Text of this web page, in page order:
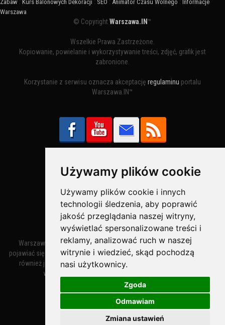
Używamy plików cookie
Używamy plików cookie i innych
technologii śledzenia, aby poprawić
jakość przeglądania naszej witryny,
wyświetlać spersonalizowane treści i
reklamy, analizować ruch w naszej
witrynie i wiedzieć, skąd pochodzą
nasi użytkownicy.
Zgoda
Odmawiam
Zmiana ustawień
Zabaw : Kurs Balonowych Dekoracji : SEO : Animator Czasu Wolnego : Informacje
Warszawa
© CopyrightWarszawa.IN ™
Wszelkie Prawa Zastrzeżone.
Kopiowanie, powielanie i wykorzystywanie treści, zdjęć, grafik jest
zabronione.
Korzystanie z serwisu oznacza akceptację regulaminu portalu
Warszawa.IN™
Bezpieczne Płatności obsługuje:
Warszawa – miasto stołeczne Warszawa. Nazwa miasta zaczęła
pojawiać się w dokumentach w XIV wieku jako Warszewa, a od XV wieku
również jako Warszowa. Zmiana nazwy na Warszawa w XV wieku
wynikała z mazowieckiej wymowy dialektycznej.